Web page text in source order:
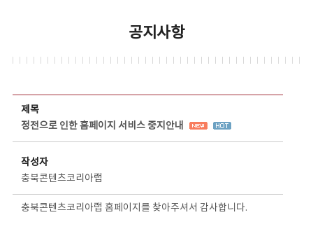
공지사항
제목
정전으로 인한 홈페이지 서비스 중지안내
작성자
충북콘텐츠코리아랩
충북콘텐츠코리아랩 홈페이지를 찾아주셔서 감사합니다.